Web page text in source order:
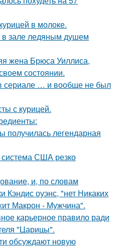
в молоке.
зале ледяным душем
жена Брюса Уиллиса,
состоянии.
сериале … и вообще не был
с курицей.
получилась легендарная
США резко
и, по словам
Кэндис оуэнс, "нет Никаких
Макрон - Мужчина".
карьерное правило ради
"Царицы".
обсуждают новую